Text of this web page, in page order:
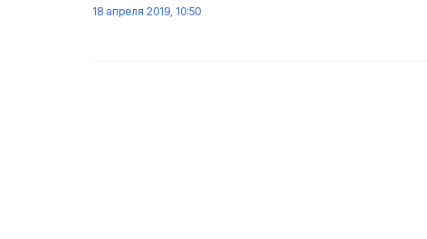
18 апреля 2019, 10:50